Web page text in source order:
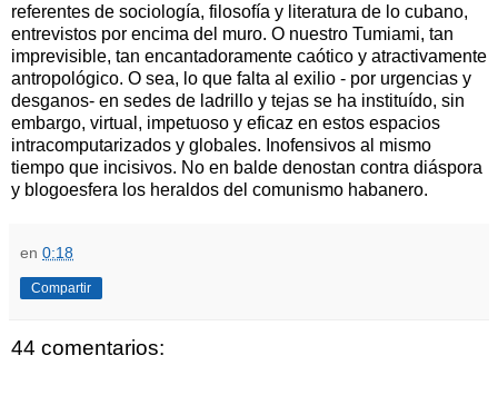
referentes de sociología, filosofía y literatura de lo cubano,
entrevistos por encima del muro. O nuestro Tumiami, tan
imprevisible, tan encantadoramente caótico y atractivamente
antropológico. O sea, lo que falta al exilio - por urgencias y
desganos- en sedes de ladrillo y tejas se ha instituído, sin
embargo, virtual, impetuoso y eficaz en estos espacios
intracomputarizados y globales. Inofensivos al mismo
tiempo que incisivos. No en balde denostan contra diáspora
y blogoesfera los heraldos del comunismo habanero.
en 0:18
Compartir
44 comentarios: